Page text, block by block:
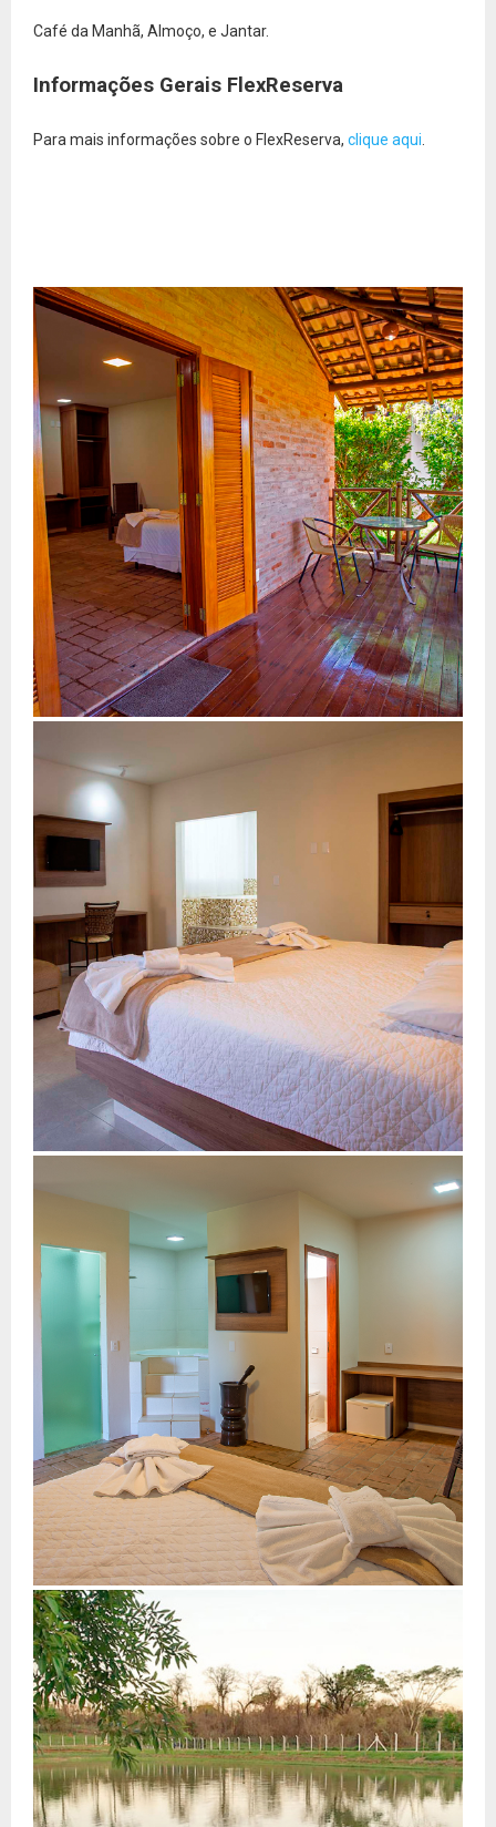
Café da Manhã, Almoço, e Jantar.
Informações Gerais FlexReserva
Para mais informações sobre o FlexReserva, clique aqui